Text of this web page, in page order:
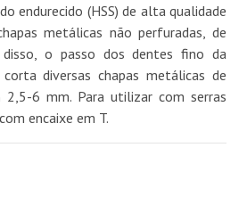
endurecido (HSS) de alta qualidade
metálicas não perfuradas, de
disso, o passo dos dentes fino da
diversas chapas metálicas de
2,5-6 mm. Para utilizar com serras
encaixe em T.